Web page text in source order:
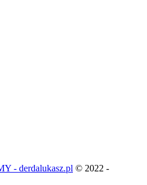
- derdalukasz.pl © 2022 -